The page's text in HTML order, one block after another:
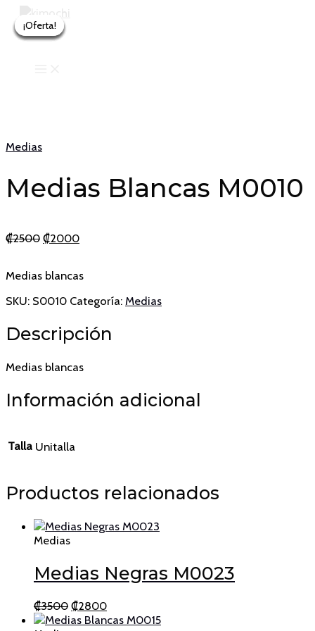
al
contenido
¡Oferta!
Medias
Medias Blancas M0010
₡2500 El
era:
₡2500.
₡2000El
es:
₡2000.
Medias blancas
SKU: S0010 Categoría: Medias
Descripción
Medias blancas
Información adicional
Talla Unitalla
Productos relacionados
¡Oferta!
¡Oferta!
Medias
Medias Negras M0023
₡3500 El
precio
₡2800El
precio
¡Oferta!
¡Oferta!
¡Oferta!
¡Oferta!